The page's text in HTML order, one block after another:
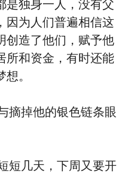
是独身一人，没有父
因为人们普遍相信这
创造了他们，赋予他
所和资金，有时还能
。
摘掉他的银色链条眼
短几天，下周又要开